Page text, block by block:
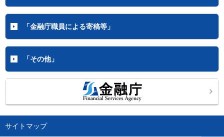
「金融庁職員による寄稿等」
「その他」
サイトマップ